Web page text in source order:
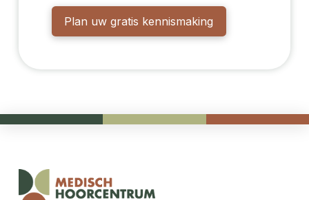
Plan uw gratis kennismaking